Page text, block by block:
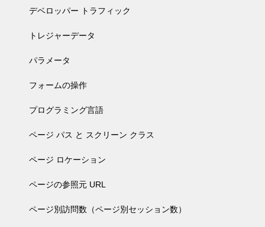
デベロッパー トラフィック
トレジャーデータ
パラメータ
フォームの操作
プログラミング言語
ページ パス と スクリーン クラス
ページ ロケーション
ページの参照元 URL
ページ別訪問数（ページ別セッション数）